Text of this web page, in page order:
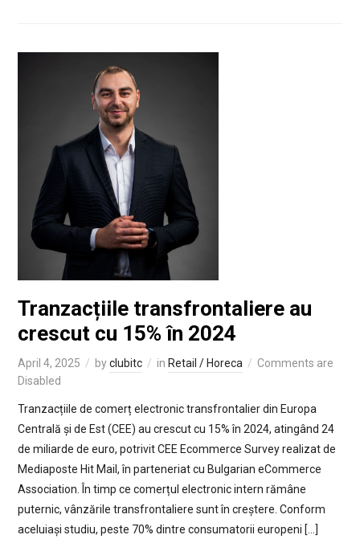
Tranzacțiile transfrontaliere au
crescut cu 15% în 2024
April 4, 2025 byclubitc in Retail / Horeca
Comments are
Disabled
Tranzacțiile de comerț electronic transfrontalier din Europa
Centrală și de Est (CEE) au crescut cu 15% în 2024, atingând 24
de miliarde de euro, potrivit CEE Ecommerce Survey realizat de
Mediaposte Hit Mail, în parteneriat cu Bulgarian eCommerce
Association. În timp ce comerțul electronic intern rămâne
puternic, vânzările transfrontaliere sunt în creștere. Conform
aceluiași studiu, peste 70% dintre consumatorii europeni […]